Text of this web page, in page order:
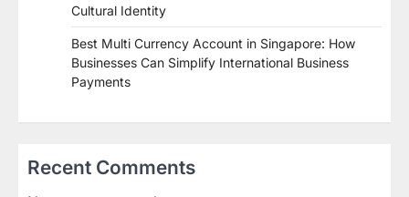
Cultural Identity
Best Multi Currency Account in Singapore: How
Businesses Can Simplify International Business
Payments
Recent Comments